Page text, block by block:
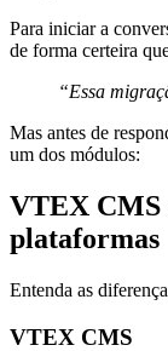
Para iniciar a
de forma certeira
“Essa
Mas antes de
um dos módulos:
VTEX CMS
plataformas
Entenda as
VTEX CMS